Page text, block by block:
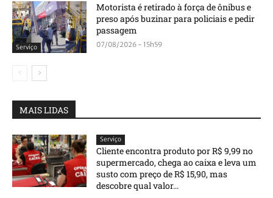
Serviço
Motorista é retirado à força de ônibus e
preso após buzinar para policiais e pedir
passagem
07/08/2026 - 15h59
MAIS LIDAS
Serviço
Cliente encontra produto por R$ 9,99 no
supermercado, chega ao caixa e leva um
susto com preço de R$ 15,90, mas
descobre qual valor...